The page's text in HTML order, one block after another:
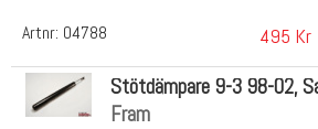
Artnr: 04788 495 Kr
Stötdämpare 9-3 98-02,
Fram